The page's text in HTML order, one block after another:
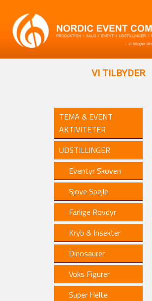
VI TILBYDER
TEMA & EVENT
AKTIVITETER
UDSTILLINGER
Eventyr Skoven
Sjove Spejle
Farlige Rovdyr
Kryb & Insekter
Dinosaurer
Voks Figurer
Super Helte